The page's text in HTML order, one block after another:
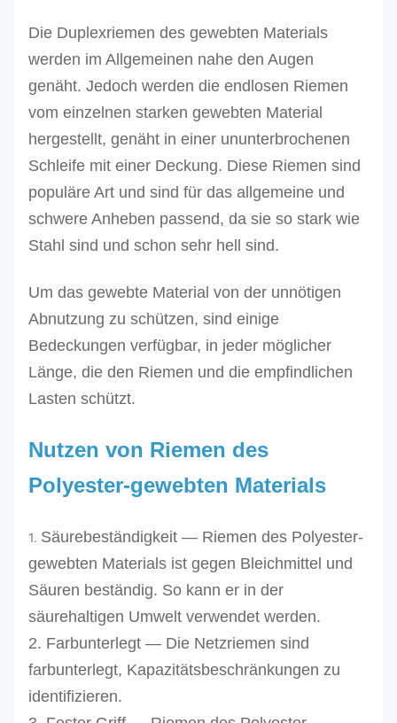
Die Duplexriemen des gewebten Materials
werden im Allgemeinen nahe den Augen
genäht. Jedoch werden die endlosen Riemen
vom einzelnen starken gewebten Material
hergestellt, genäht in einer ununterbrochenen
Schleife mit einer Deckung. Diese Riemen sind
populäre Art und sind für das allgemeine und
schwere Anheben passend, da sie so stark wie
Stahl sind und schon sehr hell sind.
Um das gewebte Material von der unnötigen
Abnutzung zu schützen, sind einige
Bedeckungen verfügbar, in jeder möglicher
Länge, die den Riemen und die empfindlichen
Lasten schützt.
Nutzen von Riemen des
Polyester-gewebten Materials
1. Säurebeständigkeit — Riemen des Polyester-
gewebten Materials ist gegen Bleichmittel und
Säuren beständig. So kann er in der
säurehaltigen Umwelt verwendet werden.
2. Farbunterlegt — Die Netzriemen sind
farbunterlegt, Kapazitätsbeschränkungen zu
identifizieren.